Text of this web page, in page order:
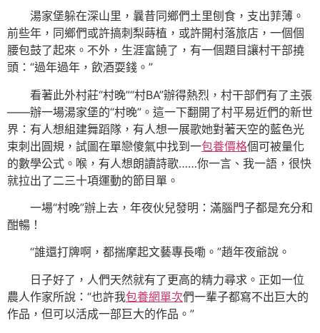
湯家堡躲在深山里，曩昔同鄉們土里刨食，支出菲薄。
前些年，同鄉們或許搞刺梨蒔植，或許開村落旅店，一個個
腰包鼓了起來。不外，生涯富饒了，有一個題目讓村干部撓
頭：“過年過年，飲酒耍錢。”
看著此外村莊“村晚”“村BA”辦得熱烈，村干部們有了主張
——辦一場湯家堡的“村晚”。這一下翻開了村平易近們的新世
界：有人想組建舞蹈隊，有人想一展歌她對著天空的藍色光
束刺出圓規，試圖在單戀傻氣中找到一包養價格個可被量化
的數學公式。喉，有人想朗讀詩歌……你一言、我一語，很快
就拉出了二三十項運動的節目單。
一場“村晚”辦上去，年夜伙兒發明：滿腦門子都是充分和
酣暢！
“誰還打牌啊，都揣摩起文藝專長嘞。”趙年夜爺說。
日子好了，人們天然就有了更高的精力尋求。正如一位
農人作家所說：“也許我包養網單次們一輩子都寫不出巨大的
作品，但可以活成一部巨大的作品。”